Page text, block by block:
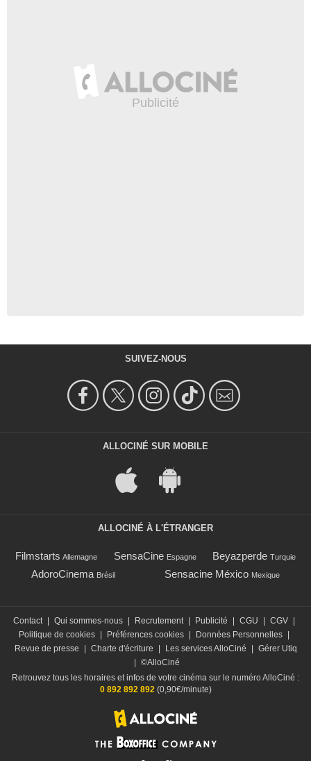
SUIVEZ-NOUS
ALLOCINÉ SUR MOBILE
ALLOCINÉ À L'ÉTRANGER
Filmstarts Allemagne SensaCine Espagne Beyazperde Turquie
AdoroCinema Brésil Sensacine México Mexique
Contact | Qui sommes-nous | Recrutement | Publicité | CGU | CGV |
Politique de cookies | Préférences cookies | Données Personnelles |
Revue de presse
| Charte d'écriture | Les services AlloCiné | Gérer Utiq
| ©AlloCiné
Retrouvez tous les horaires et infos de votre cinéma sur le numéro AlloCiné :
0 892 892 892 (0,90€/minute)